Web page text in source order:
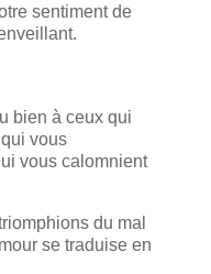
sentiment de
bien à ceux qui
vous
vous calomnient
du mal
se traduise en